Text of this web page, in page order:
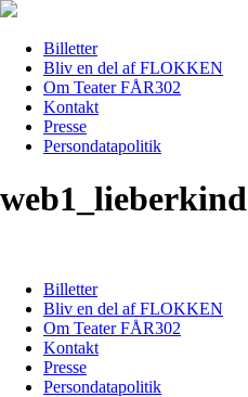
Billetter
Bliv en del af FLOKKEN
Om Teater FÅR302
Kontakt
Presse
Persondatapolitik
web1_lieberkind
Billetter
Bliv en del af FLOKKEN
Om Teater FÅR302
Kontakt
Presse
Persondatapolitik